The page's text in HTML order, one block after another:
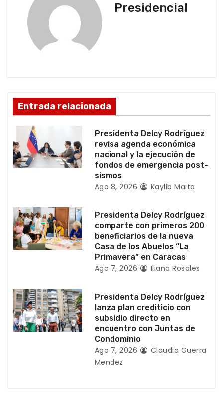
n
d
e
e
t
r
a
a
s
Presidencial
Entrada relacionada
Presidenta Delcy Rodríguez
revisa agenda económica
nacional y la ejecución de
fondos de emergencia post-
sismos
Ago 8, 2026 Kaylib Maita
Presidenta Delcy Rodríguez
comparte con primeros 200
beneficiarios de la nueva
Casa de los Abuelos “La
Primavera” en Caracas
Ago 7, 2026 Iliana Rosales
Presidenta Delcy Rodríguez
lanza plan crediticio con
subsidio directo en
encuentro con Juntas de
Condominio
Ago 7, 2026
Claudia Guerra
Mendez